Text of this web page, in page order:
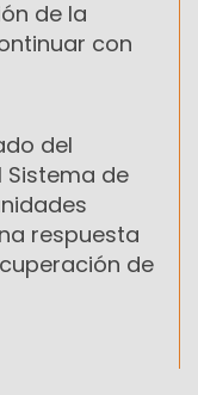
de la
con
del
de
respuesta
de